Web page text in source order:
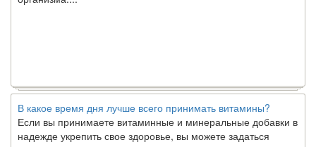
В какое время дня лучше всего принимать витамины?
Если вы принимаете витаминные и минеральные добавки в
надежде укрепить свое здоровье, вы можете задаться
вопросом: “Есть ли лучшее время дня для приема
витаминов?”